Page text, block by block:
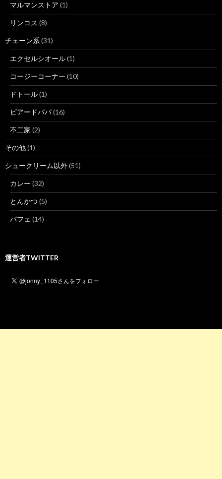
マルマンストア (1)
リンコス (8)
チェーン系 (31)
エクセルシオール(1)
コージーコーナー (10)
ドトール(1)
ビアードパパ(16)
不二家 (2)
その他(1)
シュークリーム以外(51)
カレー (32)
とんかつ (5)
パフェ (14)
運営者TWITTER